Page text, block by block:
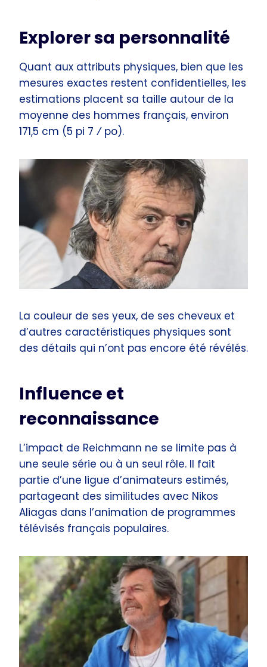
Explorer sa personnalité
Quant aux attributs physiques, bien que les
mesures exactes restent confidentielles, les
estimations placent sa taille autour de la
moyenne des hommes français, environ
171,5 cm (5 pi 7 ⁄ po).
La couleur de ses yeux, de ses cheveux et
d’autres caractéristiques physiques sont
des détails qui n’ont pas encore été révélés.
Influence et
reconnaissance
L’impact de Reichmann ne se limite pas à
une seule série ou à un seul rôle. Il fait
partie d’une ligue d’animateurs estimés,
partageant des similitudes avec Nikos
Aliagas dans l’animation de programmes
télévisés français populaires.